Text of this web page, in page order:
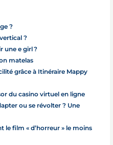
?
?
une e girl ?
matelas
grâce à Itinéraire Mappy
du casino virtuel en ligne
ou se révolter ? Une
le film « d’horreur » le moins